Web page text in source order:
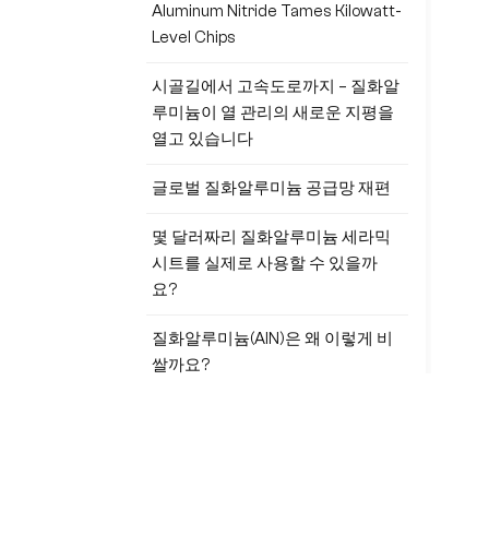
Aluminum Nitride Tames Kilowatt-
Level Chips
시골길에서 고속도로까지 – 질화알
루미늄이 열 관리의 새로운 지평을
열고 있습니다
글로벌 질화알루미늄 공급망 재편
몇 달러짜리 질화알루미늄 세라믹
시트를 실제로 사용할 수 있을까
요?
질화알루미늄(AlN)은 왜 이렇게 비
쌀까요?